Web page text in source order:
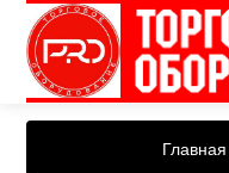
Главная